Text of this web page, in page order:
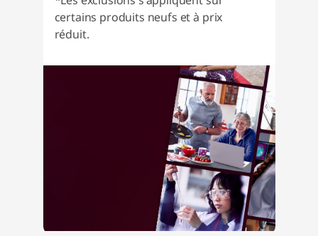
certains produits neufs et à prix
réduit.